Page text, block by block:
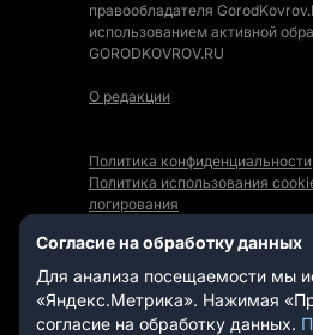
правообладателя
использованием активной
GORODKOVROV.RU
О редакции
Политика конфиденциальности
Политика использования
логирования
Мы в
Согласие на обработку данных
Для анализа посещаемости мы
«Яндекс.Метрика». Нажимая
согласие на обработку данных.